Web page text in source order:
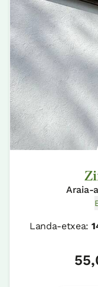
Araia-
Landa-etxea: